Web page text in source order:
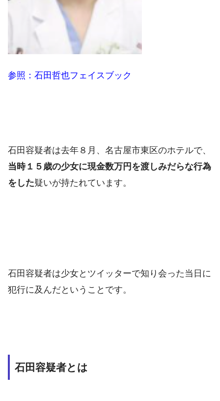
参照：石田哲也フェイスブック
石田容疑者は去年８月、名古屋市東区のホテルで、
当時１５歳の少女に現金数万円を渡しみだらな行為
をした疑いが持たれています。
石田容疑者は少女とツイッターで知り会った当日に
犯行に及んだということです。
石田容疑者とは